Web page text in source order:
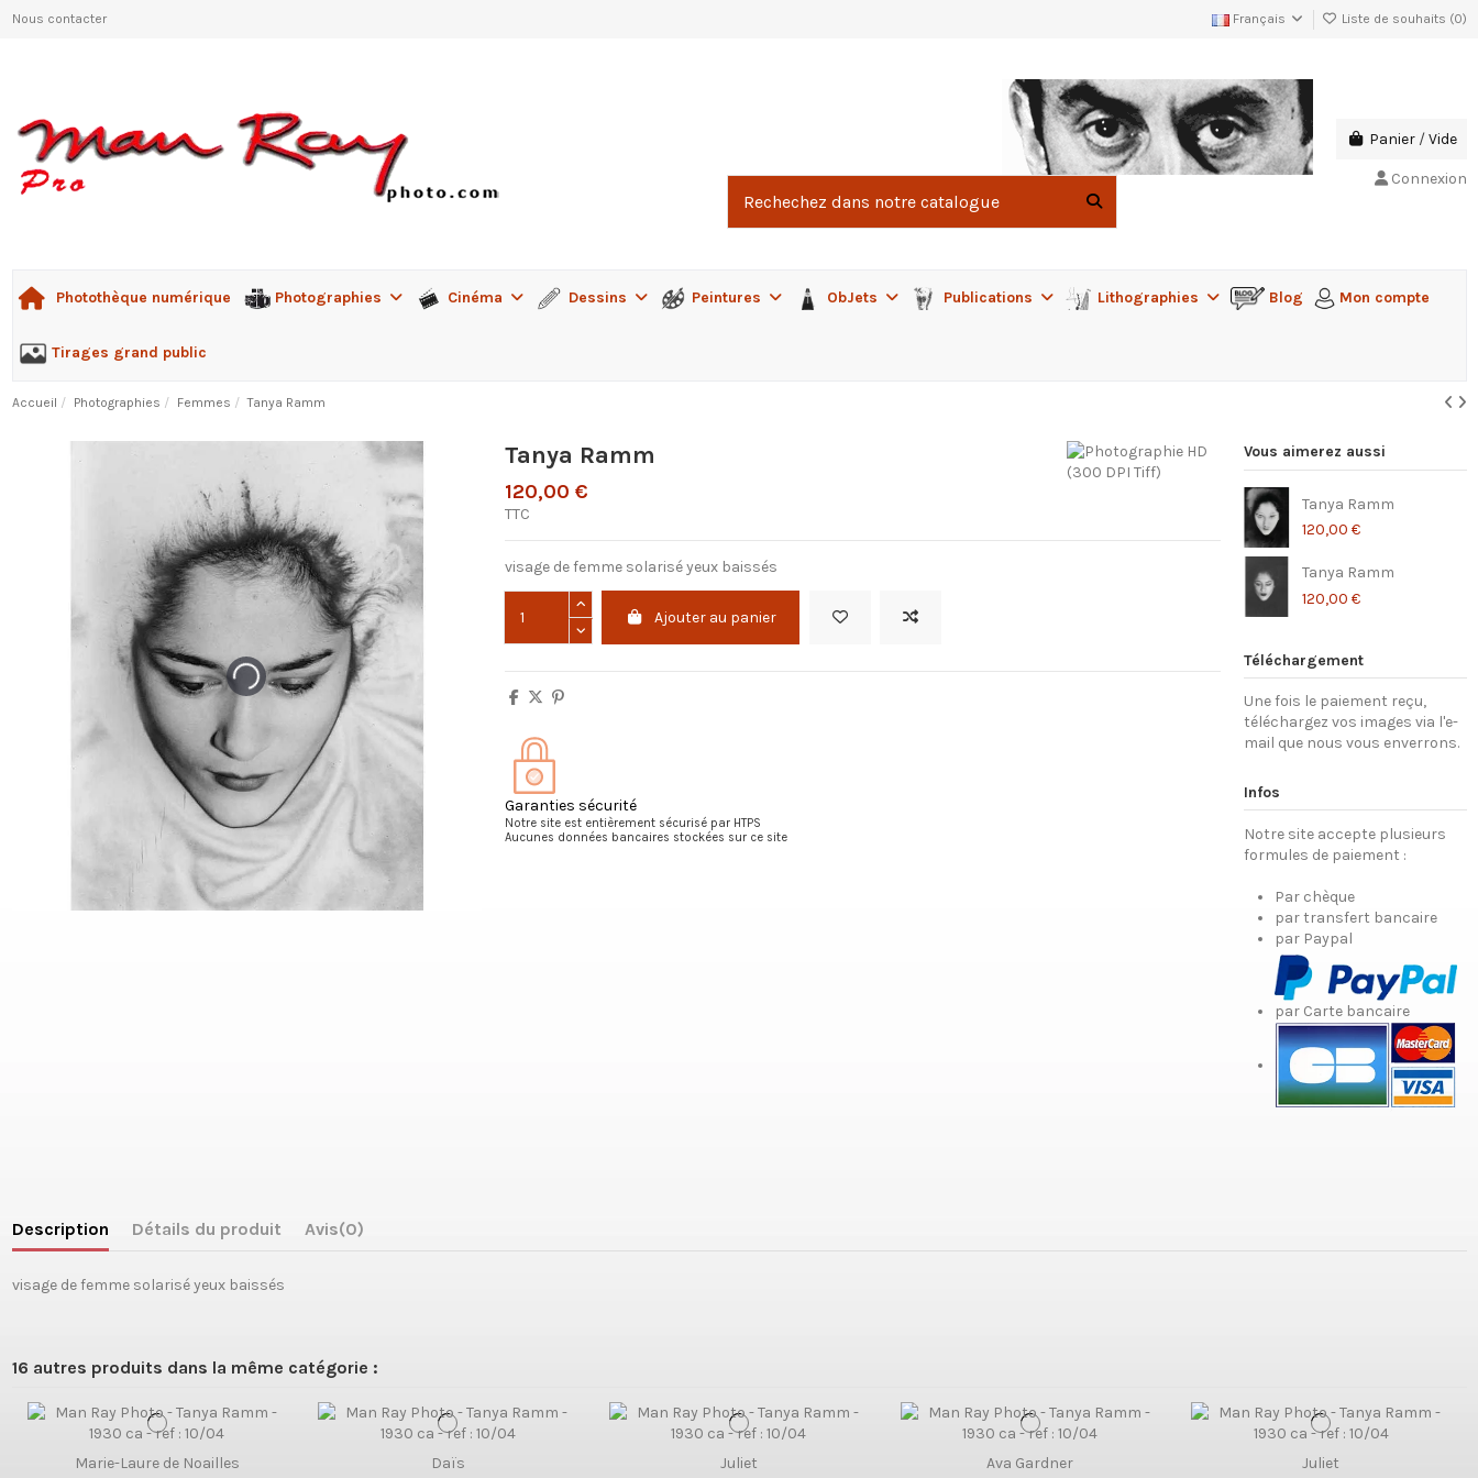
Nous contacter Français Liste de souhaits (0)
Panier /Vide
Connexion
Photothèque numérique Photographies Cinéma Dessins Peintures ObJets Publications Lithographies Blog Mon compte
Tirages grand public
Accueil Photographies Femmes Tanya Ramm
Tanya Ramm
120,00 €
TTC
visage de femme solarisé yeux baissés
Ajouter au panier
Garanties sécurité
Notre site est entièrement sécurisé par HTPS
Aucunes données bancaires stockées sur ce site
Vous aimerez aussi
Tanya Ramm
120,00 €
Tanya Ramm
120,00 €
Téléchargement
Une fois le paiement reçu,
téléchargez vos images via l'e-
mail que nous vous enverrons.
Infos
Notre site accepte plusieurs
formules de paiement :
Par chèque
par transfert bancaire
par Paypal
par Carte bancaire
Description Détails du produit Avis(0)
visage de femme solarisé yeux baissés
16 autres produits dans la même catégorie :
Marie-Laure de Noailles
Daïs
Juliet
Ava Gardner
Juliet